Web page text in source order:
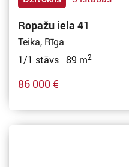
Ropažu iela 41
Teika, Rīga
1/1 stāvs 89 m2
86 000 €